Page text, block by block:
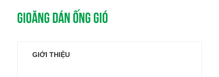
GIOĂNG DÁN ỐNG GIÓ
GIỚI THIỆU